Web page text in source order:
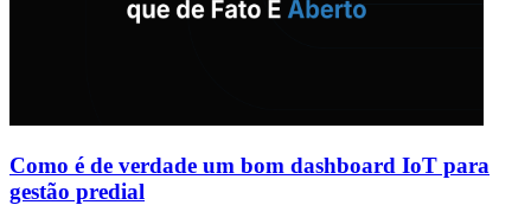
Como é de verdade um bom dashboard IoT para
gestão predial